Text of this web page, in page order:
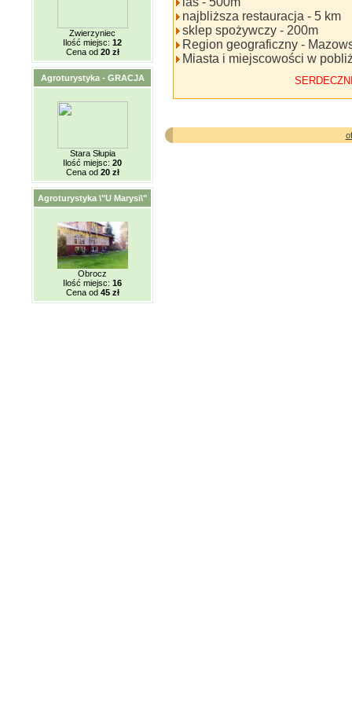
Zwierzyniec
Ilość miejsc: 12
Cena od 20 zł
Agroturystyka - GRACJA
Stara Słupia
Ilość miejsc: 20
Cena od 20 zł
Agroturystyka \"U Marysi\"
Obrocz
Ilość miejsc: 16
Cena od 45 zł
najbliższa restauracja - 5 km
sklep spożywczy - 200m
Region geograficzny -
Miasta i miejscowości w